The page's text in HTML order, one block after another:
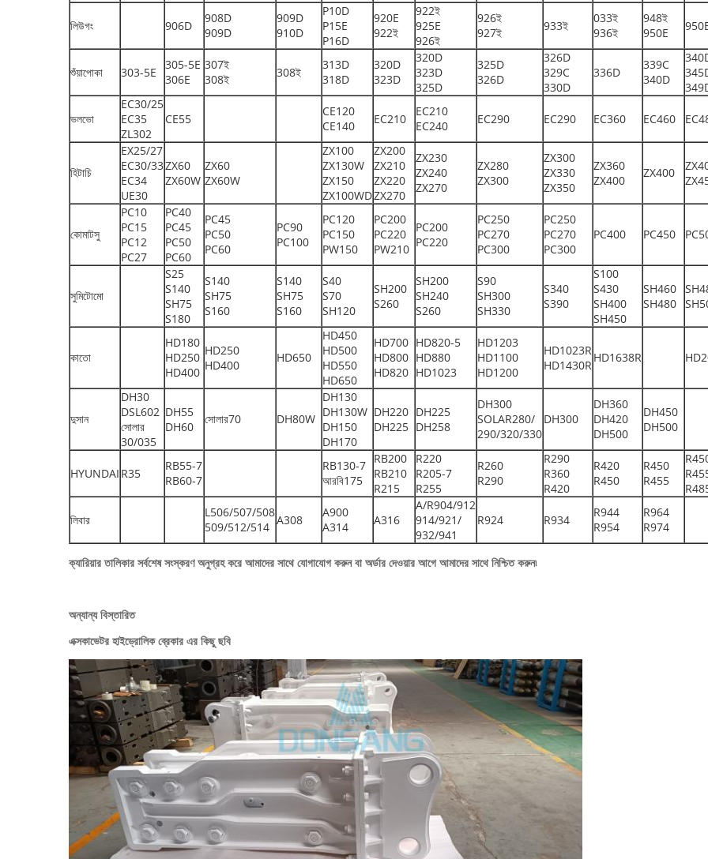
লিউগং 906D
908D
909D
909D
910D
P10D
P15E
P16D
920E
922ই
922ই
925E
926ই
926ই
927ই
933ই
033ই
936ই
948ই
950E
শুঁয়াপোকা 303-5E
305-5E
306E
307ই
308ই
308ই
313D
318D
320D
323D
320D
323D
325D
325D
326D
326D
329C
330D
336D
339C
340D
ভলভো
EC30/25
EC35
ZL302
CE55
CE120
CE140
EC210
EC210
EC240
EC290 EC290 EC360 EC460
হিটাচি
EX25/27
EC30/33
EC34
UE30
ZX60
ZX60W
ZX60
ZX60W
ZX100
ZX130W
ZX150
ZX100WD
ZX200
ZX210
ZX220
ZX270
ZX230
ZX240
ZX270
ZX280
ZX300
ZX300
ZX330
ZX350
ZX360
ZX400
ZX400
কোমাটসু
PC10
PC15
PC12
PC27
PC40
PC45
PC50
PC60
PC45
PC50
PC60
PC90
PC100
PC120
PC150
PW150
PC200
PC220
PW210
PC200
PC220
PC250
PC270
PC300
PC250
PC270
PC300
PC400 PC450
সুমিটোমো
S25
S140
SH75
S180
S140
SH75
S160
S140
SH75
S160
S40
S70
SH120
SH200
S260
SH200
SH240
S260
S90
SH300
SH330
S340
S390
S100
S430
SH400
SH450
SH460
SH480
কাতো
HD180
HD250
HD400
HD250
HD400
HD650
HD450
HD500
HD550
HD650
HD700
HD800
HD820
HD820-5
HD880
HD1023
HD1203
HD1100
HD1200
HD1023R
HD1430R
HD1638R
দুসান
DH30
DSL602
সোলার
30/035
DH55
DH60
সোলার70 DH80W
DH130
DH130W
DH150
DH170
DH220
DH225
DH225
DH258
DH300
SOLAR280/
290/320/330
DH300
DH360
DH420
DH500
DH450
DH500
HYUNDAI R35
RB55-7
RB60-7
RB130-7
আরবি175
RB200
RB210
R215
R220
R205-7
R255
R260
R290
R290
R360
R420
R420
R450
R450
R455
লিবার
L506/507/508
509/512/514 A308
A900
A314
A316
A/R904/912
914/921/
932/941
R924 R934
R944
R954
R964
R974
ক্যারিয়ার তালিকার সর্বশেষ সংস্করণ অনুগ্রহ করে আমাদের সাথে যোগাযোগ করুন বা অর্ডার দেওয়ার আগে আমাদের সাথে নিশ্চিত করুন৷
অন্যান্য বিস্তারিত
এক্সকাভেটর হাইড্রোলিক ব্রেকার এর কিছু ছবি